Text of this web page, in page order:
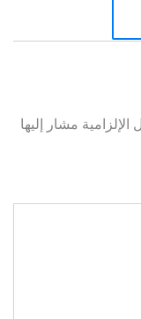
الإلزامية مشار إليها